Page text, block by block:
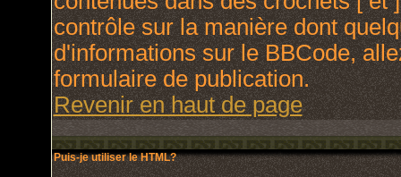
contrôle sur la manière dont
d'informations sur le BBCode,
formulaire de publication.
Revenir en haut de page
Puis-je utiliser le HTML?